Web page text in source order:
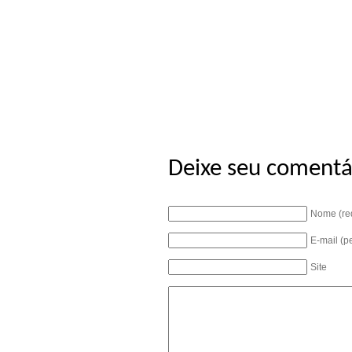
Deixe seu
Nome
E-mail
Site